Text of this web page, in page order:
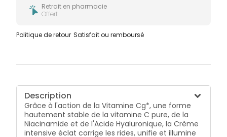
Retrait en pharmacie
Offert
Politique de retour Satisfait ou remboursé
Description
Grâce à l'action de la Vitamine Cg*, une forme
hautement stable de la vitamine C pure, de la
Niacinamide et de l'Acide Hyaluronique, la Crème
intensive éclat corrige les rides, unifie et illumine